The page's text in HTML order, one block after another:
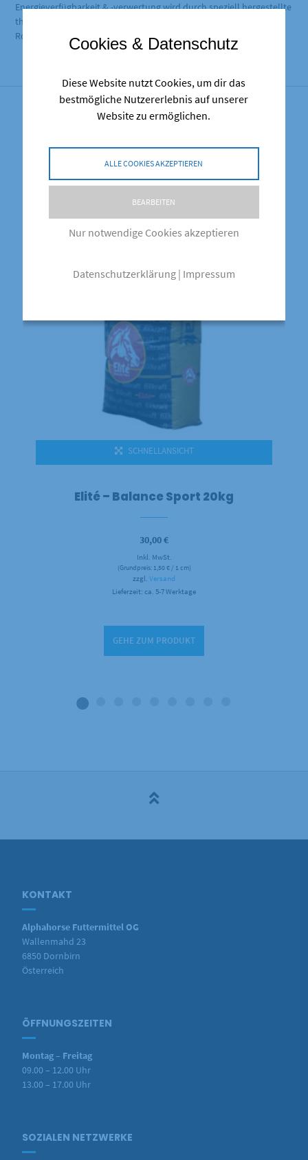
Energieverfügbarkeit & -verwertung wird durch speziell hergestellte
thermisch aufgeschlossene, flockierte und gepoppte
Rohstoffkomponenten verbessert.
SCHNELLANSICHT
Elité – Balance Sport 20kg
30,00€
Inkl. MwSt.
(Grundpreis: 1,50 €/ 1 cm)
zzgl.Versand
Lieferzeit: ca. 5-7 Werktage
GEHE ZUM PRODUKT
KONTAKT
Alphahorse Futtermittel OG
Wallenmahd 23
6850 Dornbirn
Österreich
ÖFFNUNGSZEITEN
Montag – Freitag
09.00 – 12.00 Uhr
13.00 – 17.00 Uhr
SOZIALEN NETZWERKE
Cookies & Datenschutz
Diese Website nutzt Cookies, um dir das
bestmögliche Nutzererlebnis auf unserer
Website zu ermöglichen.
ALLE COOKIES AKZEPTIEREN
BEARBEITEN
Nur notwendige Cookies akzeptieren
Datenschutzerklärung | Impressum